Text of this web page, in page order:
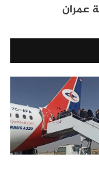
عمران